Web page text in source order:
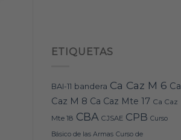
ETIQUETAS
BAI-11 bandera Ca Caz M 6 Ca
Caz M 8 Ca Caz Mte 17 Ca Caz
Mte 18 CBA CJSAE CPB Curso
Básico de las Armas Curso de